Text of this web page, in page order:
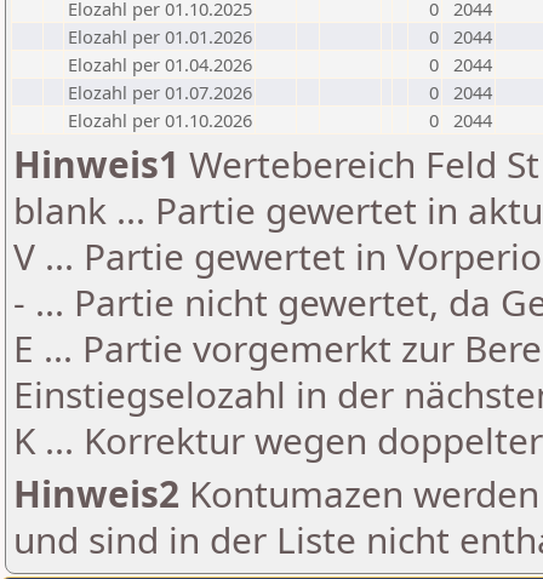
Elozahl per 01.10.2025
0 2044
Elozahl per 01.01.2026
0 2044
Elozahl per 01.04.2026
0 2044
Elozahl per 01.07.2026
0 2044
Elozahl per 01.10.2026
0 2044
Hinweis1 Wertebereich Feld
blank ... Partie gewertet in
V ... Partie gewertet in
- ... Partie nicht gewertet, da
E ... Partie vorgemerkt zur
Einstiegselozahl in der
K ... Korrektur wegen
Hinweis2 Kontumazen
und sind in der Liste nicht